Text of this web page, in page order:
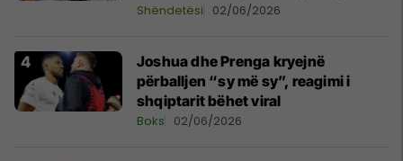
Shëndetësi 02/06/2026
Joshua dhe Prenga kryejnë
përballjen “sy më sy”, reagimi i
shqiptarit bëhet viral
Boks 02/06/2026